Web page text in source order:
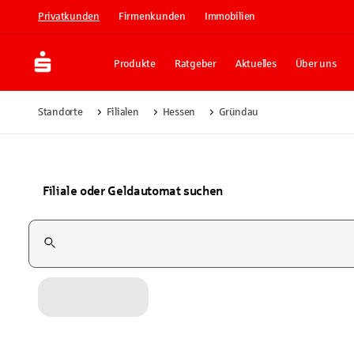
Privatkunden Firmenkunden Immobilien
Produkte Ratgeber Aktuelles Über uns
Standorte Filialen Hessen Gründau
Filiale oder Geldautomat suchen
Suchfeld